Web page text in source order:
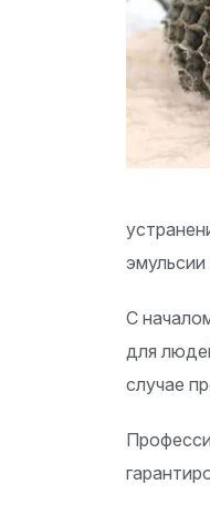
эмульсии
С
для
случае